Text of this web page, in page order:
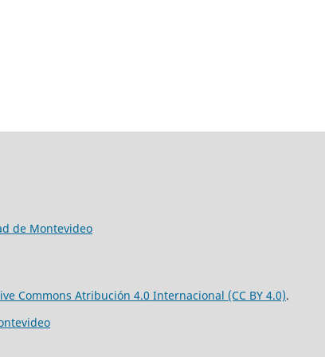
de Montevideo
Commons Atribución 4.0 Internacional (CC BY 4.0).